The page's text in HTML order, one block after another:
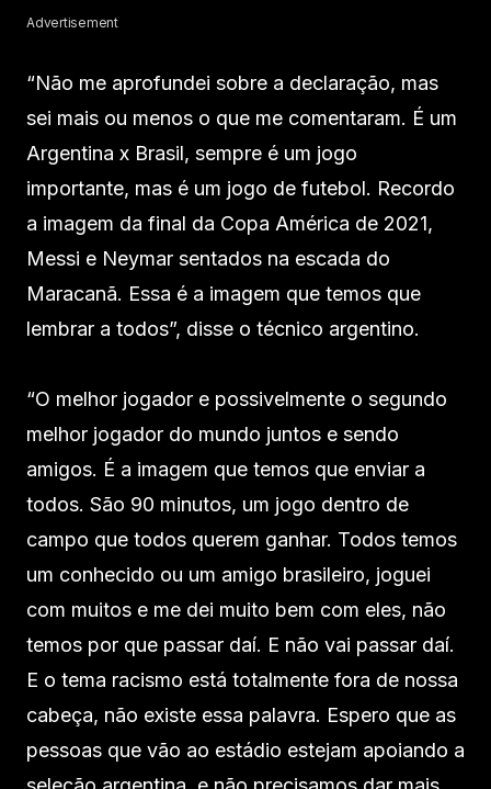
Advertisement
“Não me aprofundei sobre a declaração, mas
sei mais ou menos o que me comentaram. É um
Argentina x Brasil, sempre é um jogo
importante, mas é um jogo de futebol. Recordo
a imagem da final da Copa América de 2021,
Messi e Neymar sentados na escada do
Maracanã. Essa é a imagem que temos que
lembrar a todos”, disse o técnico argentino.
“O melhor jogador e possivelmente o segundo
melhor jogador do mundo juntos e sendo
amigos. É a imagem que temos que enviar a
todos. São 90 minutos, um jogo dentro de
campo que todos querem ganhar. Todos temos
um conhecido ou um amigo brasileiro, joguei
com muitos e me dei muito bem com eles, não
temos por que passar daí. E não vai passar daí.
E o tema racismo está totalmente fora de nossa
cabeça, não existe essa palavra. Espero que as
pessoas que vão ao estádio estejam apoiando a